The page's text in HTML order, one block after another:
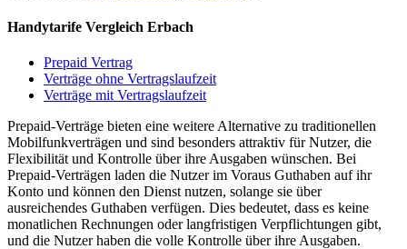
Handytarife Vergleich Erbach
Prepaid Vertrag
Verträge ohne Vertragslaufzeit
Verträge mit Vertragslaufzeit
Prepaid-Verträge bieten eine weitere Alternative zu traditionellen
Mobilfunkverträgen und sind besonders attraktiv für Nutzer, die
Flexibilität und Kontrolle über ihre Ausgaben wünschen. Bei
Prepaid-Verträgen laden die Nutzer im Voraus Guthaben auf ihr
Konto und können den Dienst nutzen, solange sie über
ausreichendes Guthaben verfügen. Dies bedeutet, dass es keine
monatlichen Rechnungen oder langfristigen Verpflichtungen gibt,
und die Nutzer haben die volle Kontrolle über ihre Ausgaben.